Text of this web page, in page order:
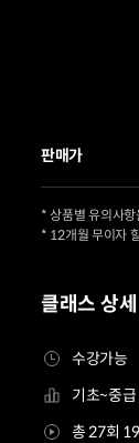
클래스 상
수강가능
기초~중급
총 27회
판매가
* 상품별 유의사
* 12개월 무이자